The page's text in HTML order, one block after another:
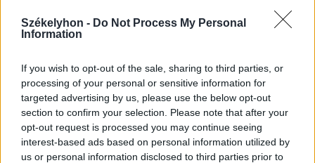
Székelyhon - Do Not Process My Personal
Information
If you wish to opt-out of the sale, sharing to third parties, or
processing of your personal or sensitive information for
targeted advertising by us, please use the below opt-out
section to confirm your selection. Please note that after your
opt-out request is processed you may continue seeing
interest-based ads based on personal information utilized by
us or personal information disclosed to third parties prior to
Hasznos
Impresszum